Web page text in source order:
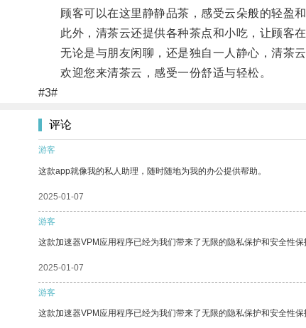
顾客可以在这里静静品茶，感受云朵般的轻盈和
此外，清茶云还提供各种茶点和小吃，让顾客在
无论是与朋友闲聊，还是独自一人静心，清茶云
欢迎您来清茶云，感受一份舒适与轻松。
#3#
评论
游客
这款app就像我的私人助理，随时随地为我的办公提供帮助。
2025-01-07
游客
这款加速器VPM应用程序已经为我们带来了无限的隐私保护和安全性保
2025-01-07
游客
这款加速器VPM应用程序已经为我们带来了无限的隐私保护和安全性保